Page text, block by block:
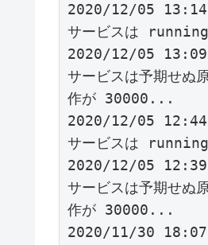
2020/12/05
サービス
2020/12/05
サービスは予期せぬ
作が 30000...
2020/12/05
サービス
2020/12/05
サービスは予期せぬ
作が 30000...
2020/11/30